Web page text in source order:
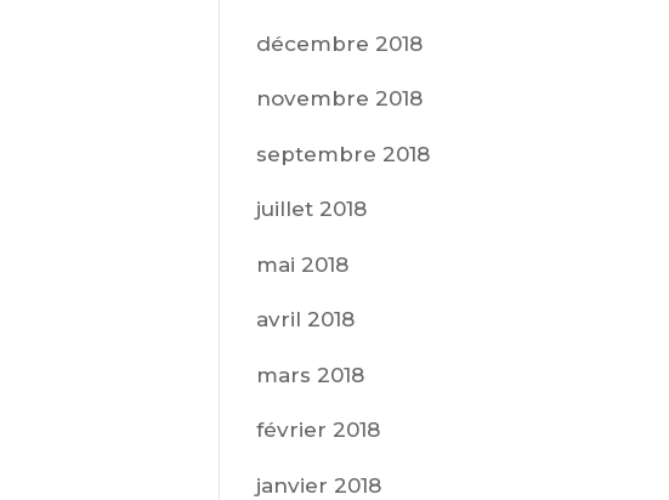
décembre 2018
novembre 2018
septembre 2018
juillet 2018
mai 2018
avril 2018
mars 2018
février 2018
janvier 2018